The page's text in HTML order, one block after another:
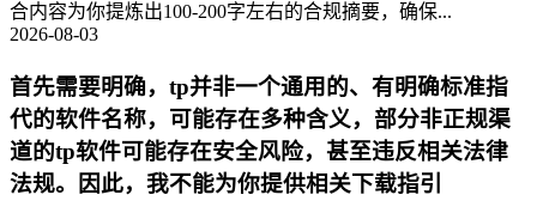
合内容为你提炼出100-200字左右的合规摘要，确保...
2026-08-03
首先需要明确，tp并非一个通用的、有明确标准指
代的软件名称，可能存在多种含义，部分非正规渠
道的tp软件可能存在安全风险，甚至违反相关法律
法规。因此，我不能为你提供相关下载指引